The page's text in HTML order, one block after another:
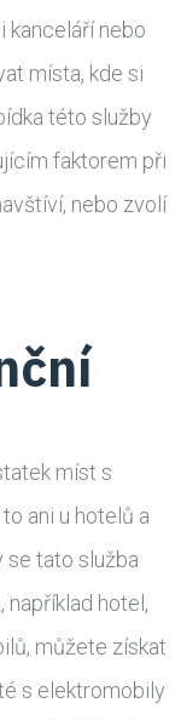
kanceláří nebo
místa, kde si
této služby
faktorem při
nebo zvolí
míst s
ani u hotelů a
se tato služba
například hotel,
můžete získat
s elektromobily